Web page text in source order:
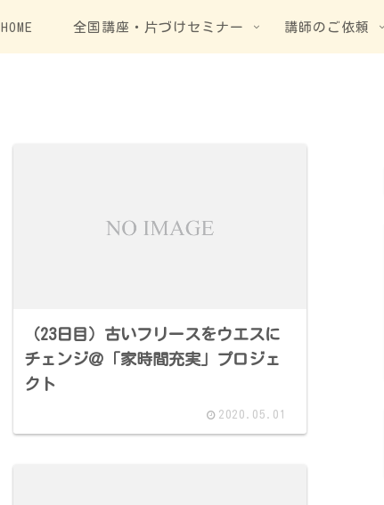
HOME 全国講座・片づけセミナー 講師のご依頼
（23日目）古いフリースをウエスに
チェンジ＠「家時間充実」プロジェ
クト
2020.05.01